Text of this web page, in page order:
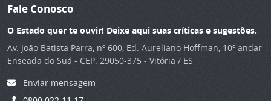
Fale Conosco
O Estado quer te ouvir! Deixe aqui suas críticas e sugestões.
Av. João Batista Parra, nº 600, Ed. Aureliano Hoffman, 10º andar
Enseada do Suá - CEP: 29050-375 - Vitória / ES
Enviar mensagem